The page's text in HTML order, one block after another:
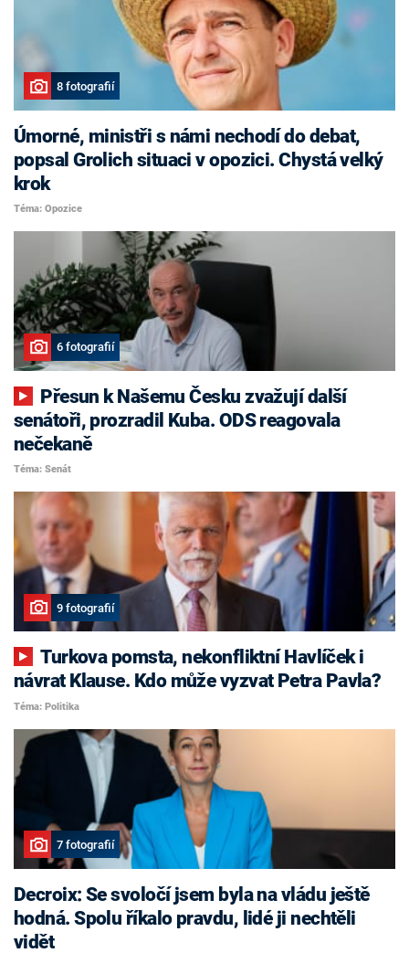
8 fotografií
Úmorné, ministři s námi nechodí do debat,
popsal Grolich situaci v opozici. Chystá velký
krok
Téma: Opozice
6 fotografií
senátoři, prozradil Kuba. ODS reagovala
nečekaně
Téma: Senát
9 fotografií
Turkova pomsta, nekonfliktní Havlíček i
návrat Klause. Kdo může vyzvat Petra Pavla?
Téma: Politika
7 fotografií
Decroix: Se svoločí jsem byla na vládu ještě
hodná. Spolu říkalo pravdu, lidé ji nechtěli
vidět